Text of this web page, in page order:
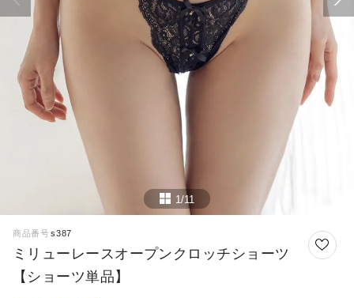
1/11
商品番号 s387
ミリューレースオープンクロッチショーツ
【ショーツ単品】